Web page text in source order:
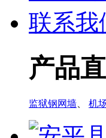
联系我
产品
监狱钢网墙 机